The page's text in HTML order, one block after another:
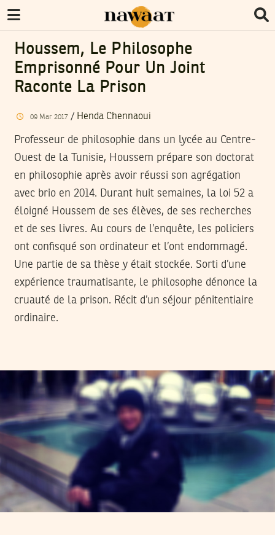
Houssem, Le Philosophe
Emprisonné Pour Un Joint
Raconte La Prison
09 Mar 2017/ Henda Chennaoui
Professeur de philosophie dans un lycée au Centre-
Ouest de la Tunisie, Houssem prépare son doctorat
en philosophie après avoir réussi son agrégation
avec brio en 2014. Durant huit semaines, la loi 52 a
éloigné Houssem de ses élèves, de ses recherches
et de ses livres. Au cours de l’enquête, les policiers
ont confisqué son ordinateur et l’ont endommagé.
Une partie de sa thèse y était stockée. Sorti d’une
expérience traumatisante, le philosophe dénonce la
cruauté de la prison. Récit d’un séjour pénitentiaire
ordinaire.